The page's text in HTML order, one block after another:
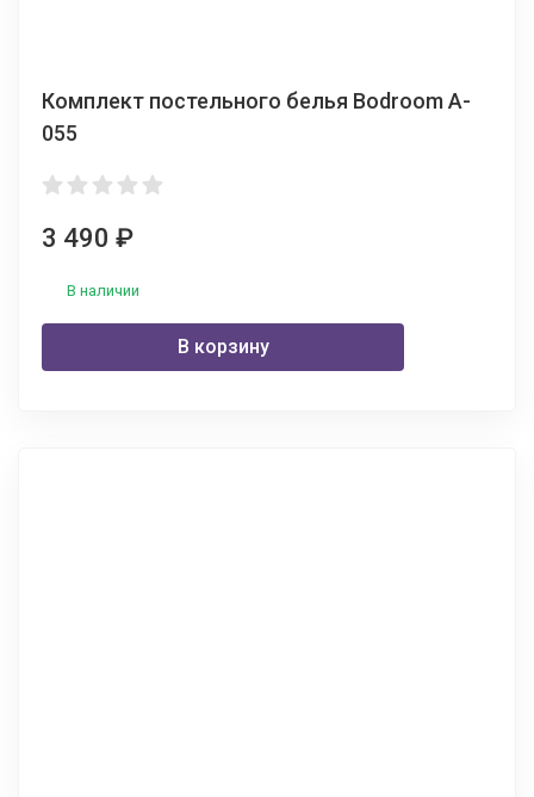
Комплект постельного белья Bodroom A-
055
3 490 ₽
В наличии
В корзину